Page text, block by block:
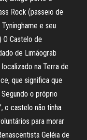
Rock (passeio de
e seu
Castelo de
de Limãograb
na Terra de
que significa que
o próprio
o castelo não tinha
para morar
Geléia de